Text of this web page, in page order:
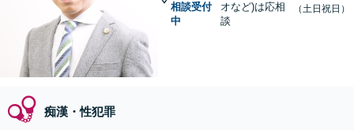
相談受付
中
オなど)は応相
談
（土日祝日）
痴漢・性犯罪